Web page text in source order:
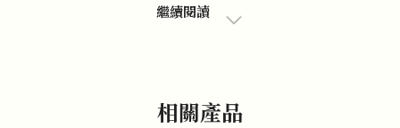
繼續閱讀
相關產品